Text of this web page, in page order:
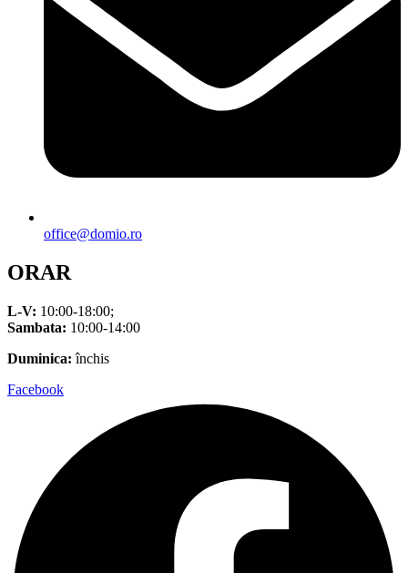
office@domio.ro
ORAR
L-V: 10:00-18:00;
Sambata: 10:00-14:00
Duminica: închis
Facebook